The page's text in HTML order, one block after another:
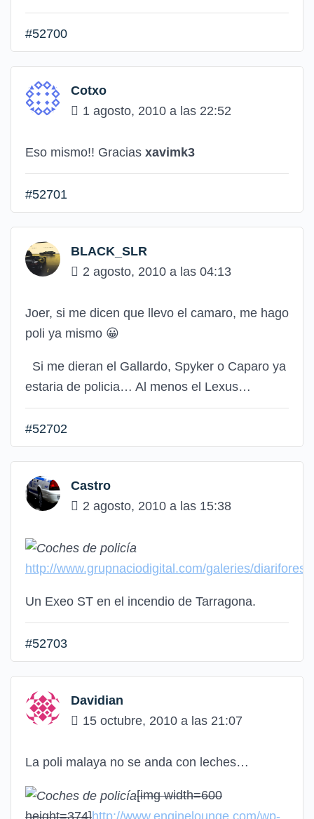
#52700
Cotxo
1 agosto, 2010 a las 22:52
Eso mismo!! Gracias xavimk3
#52701
BLACK_SLR
2 agosto, 2010 a las 04:13
Joer, si me dicen que llevo el camaro, me hago
poli ya mismo 😀
Si me dieran el Gallardo, Spyker o Caparo ya
estaria de policia… Al menos el Lexus…
#52702
Castro
2 agosto, 2010 a las 15:38
http://www.grupnaciodigital.com/galeries/
Un Exeo ST en el incendio de Tarragona.
#52703
Davidian
15 octubre, 2010 a las 21:07
La poli malaya no se anda con leches…
[img width=600
height=374]http://www.enginelounge.com/wp-